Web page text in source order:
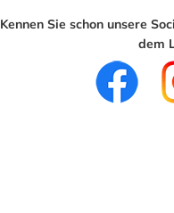
Kennen Sie schon unsere
dem